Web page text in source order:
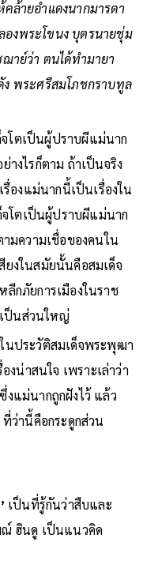
ล้ายอำแดงนากมารดา
องพระโขนง บุตรนายชุ่ม
าย์ว่า ตนได้ทำมายา
ง พระศรีสมโภชกราบทูล
โตเป็นผู้ปราบผีแม่นาก
างไรก็ตาม ถ้าเป็นจริง
องแม่นากนี้เป็นเรื่องใน
จโตเป็นผู้ปราบผีแม่นาก
ามความเชื่อของคนใน
ยงในสมัยนั้นคือสมเด็จ
กภัยการเมืองในราช
ป็นส่วนใหญ่
นประวัติสมเด็จพระพุฒา
งน่าสนใจ เพราะเล่าว่า
งแม่นากถูกฝังไว้ แล้ว
ว่านี้คือกระดูกส่วน
เป็นที่รู้กันว่าสืบและ
ณ์ ฮินดู เป็นแนวคิด